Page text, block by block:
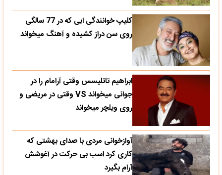
کلیپ خوانندگی ابی که در 77 سالگی
روی سن دراز کشیده و آهنگ میخواند
ابراهیم تاتلیسس وقتی آرامام را در
جوانی میخواند VS وقتی در مریضی و
روی ویلچر میخواند
آوازخوانی مردی با صدای بهشتی که
کاری کرد اسب بی حرکت در آغوشش
آرام بگیرد